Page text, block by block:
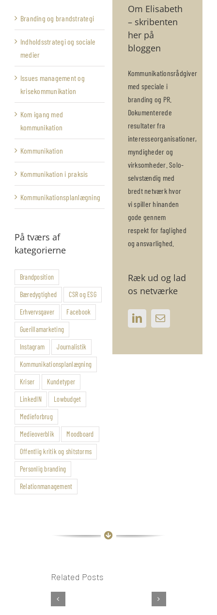
Branding og brandstrategi
Indholdsstrategi og sociale
medier
Issues management og
krisekommunikation
Kom igang med
kommunikation
Kommunikation
Kommunikation i praksis
Kommunikationsplanlægning
På tværs af
kategorierne
Brandposition
Bæredygtighed CSR og ESG
Erhvervsgaver Facebook
Guerillamarketing
Instagram Journalistik
Kommunikationsplanlægning
Kriser Kundetyper
LinkedIN Lowbudget
Medieforbrug
Medieoverblik Moodboard
Offentlig kritik og shitstorms
Personlig branding
Relationmanagement
Om Elisabeth
– skribenten
her på
bloggen
Kommunikationsrådgiver
med speciale i
branding og PR.
Dokumenterede
resultater fra
interesseorganisationer,
myndigheder og
virksomheder. Solo-
selvstændig med
bredt netværk hvor
vi spiller hinanden
gode gennem
respekt for faglighed
og ansvarlighed.
Ræk ud og lad
os netværke
Related Posts